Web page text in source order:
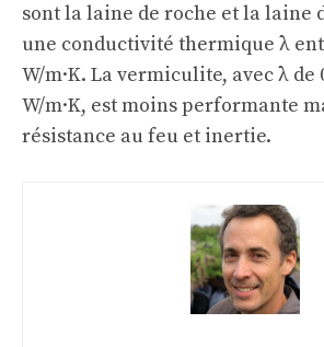
sont la laine de roche et la laine
une conductivité thermique λ
W/m·K. La vermiculite, avec λ de
W/m·K, est moins performante
résistance au feu et inertie.